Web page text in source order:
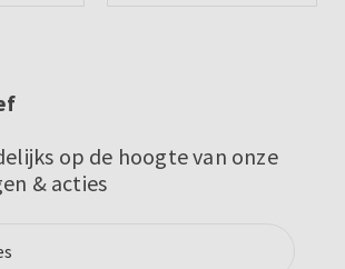
op de hoogte van onze
& acties